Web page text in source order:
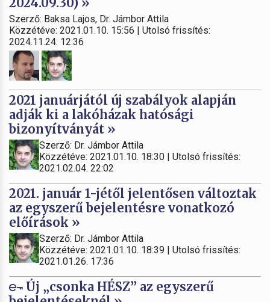
Szerző: Baksa Lajos, Dr. Jámbor Attila
Közzétéve: 2021.01.10. 15:56 | Utolsó frissítés:
2024.11.24. 12:36
2021 januárjától új szabályok alapján
adják ki a lakóházak hatósági
bizonyítványát »
Szerző: Dr. Jámbor Attila
Közzétéve: 2021.01.10. 18:30 | Utolsó frissítés:
2021.02.04. 22:02
2021. január 1-jétől jelentősen változtak
az egyszerű bejelentésre vonatkozó
előírások »
Szerző: Dr. Jámbor Attila
Közzétéve: 2021.01.10. 18:39 | Utolsó frissítés:
2021.01.26. 17:36
Új „csonka HÉSZ” az egyszerű